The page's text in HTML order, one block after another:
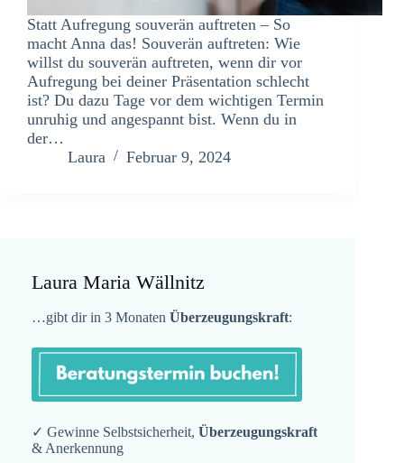
Statt Aufregung souverän auftreten – So
macht Anna das! Souverän auftreten: Wie
willst du souverän auftreten, wenn dir vor
Aufregung bei deiner Präsentation schlecht
ist? Du dazu Tage vor dem wichtigen Termin
unruhig und angespannt bist. Wenn du in
der…
Laura
Februar 9, 2024
Laura Maria Wällnitz
…gibt dir in 3 Monaten Überzeugungskraft:
✓ Gewinne Selbstsicherheit, Überzeugungskraft
& Anerkennung